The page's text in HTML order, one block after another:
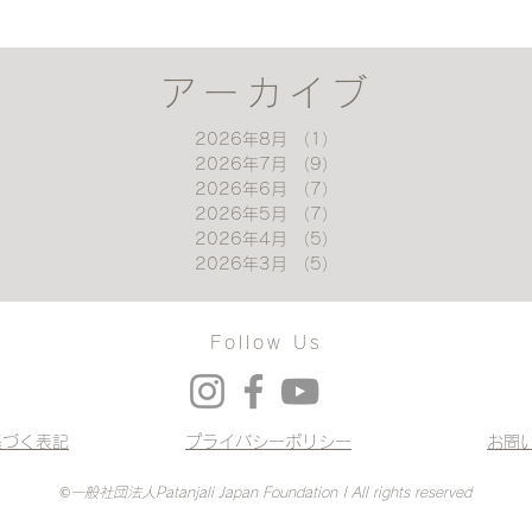
アーカイブ
2026年8月 （1）
2026年7月
（9）
2026年6月
（7）
2026年5月
（7）
2026年4月
（5）
2026年3月
（5）
Follow Us
く表記 プライバシーポリシー お問
©一般社団法人Patanjali Japan Foundation | All rights reserved